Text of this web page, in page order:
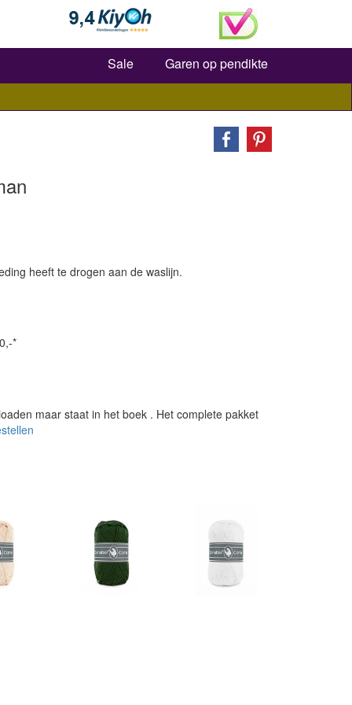
Zoeken
Sale Garen op pendikte
heeft te drogen aan de waslijn.
*
maar staat in het boek . Het complete pakket